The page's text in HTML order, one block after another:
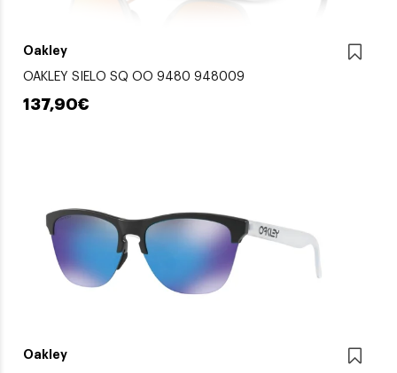
Oakley
OAKLEY SIELO SQ OO 9480 948009
137,90€
Oakley